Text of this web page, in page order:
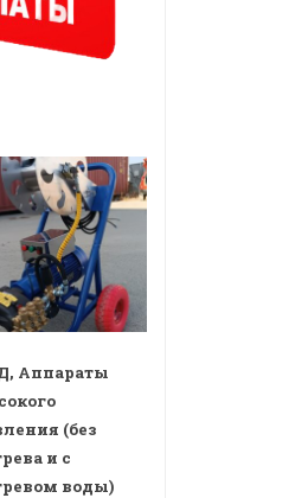
Аппараты
(без
и с
воды)